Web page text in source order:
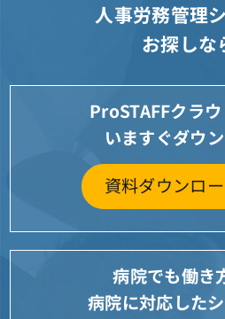
人事労務管理
お探しな
ProSTAFFクラ
いますぐダウ
資料ダウンロ
病院でも働き
病院に対応した